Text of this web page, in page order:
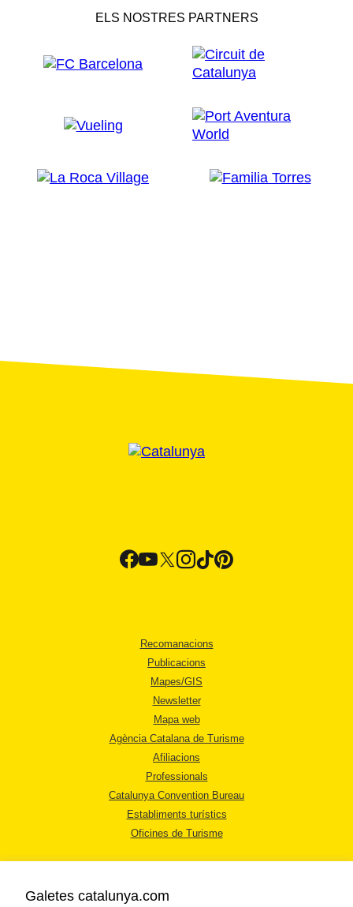
ELS NOSTRES PARTNERS
Recomanacions
Publicacions
Mapes/GIS
Newsletter
Mapa web
Agència Catalana de Turisme
Afiliacions
Professionals
Catalunya Convention Bureau
Establiments turístics
Oficines de Turisme
Galetes catalunya.com